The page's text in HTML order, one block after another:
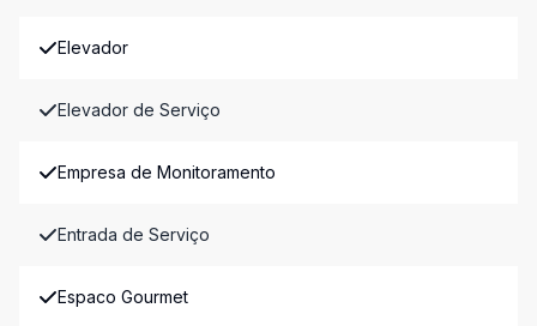
Elevador
Elevador de Serviço
Empresa de Monitoramento
Entrada de Serviço
Espaco Gourmet